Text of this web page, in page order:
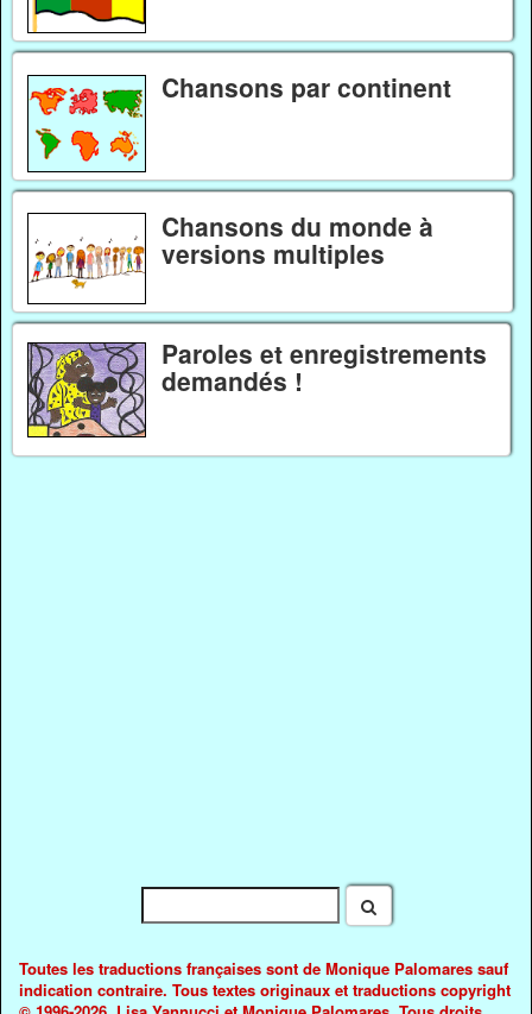
Chansons par continent
Chansons du monde à
versions multiples
Paroles et enregistrements
demandés !
Toutes les traductions françaises sont de Monique Palomares sauf
indication contraire. Tous textes originaux et traductions copyright